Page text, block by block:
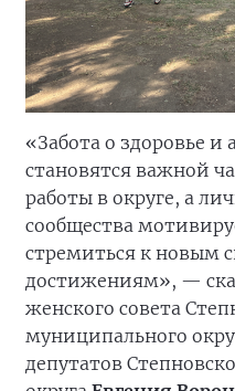
«Забота о здоровье
становятся важной
работы в округе, а
сообщества
стремиться к новым
достижениям», —
женского совета
муниципального
депутатов